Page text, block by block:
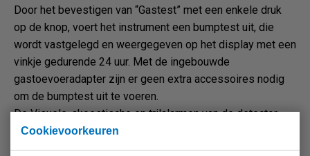
Cookievoorkeuren
Door het bevestigen van “Gastest” met een enkele druk
op de knop, voert het instrument een bumptest uit, die
wordt vastgelegd en weergegeven op het display met een
vinkje gedurende 24 uur. Met de ingebouwde
gastoevoeradapter zijn er geen extra accessoires nodig
om de bumptest uit te voeren.
De Visuele, akoestische en trilalarmen van de detector
kunnen samen met de respons op een bekende
gasconcentratie worden gecontroleerd met de optionele